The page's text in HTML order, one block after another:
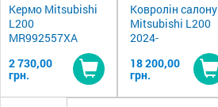
Кермо Mitsubishi
L200
MR992557XA
2 730,00
грн.
Купити
Ковролін салону
Mitsubishi L200
2024-
18 200,00
грн.